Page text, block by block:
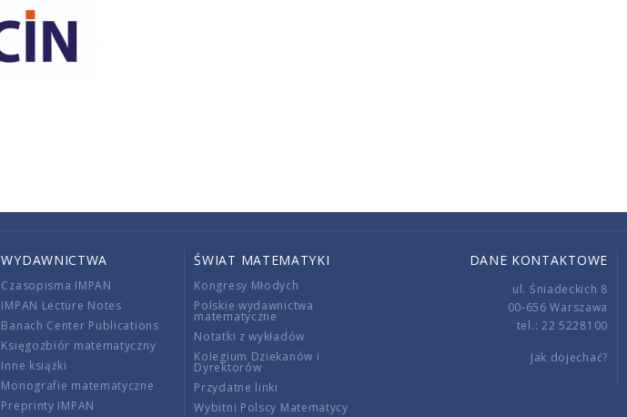
WYDAWNICTWA
Czasopisma IMPAN
IMPAN Lecture Notes
Banach Center Publications
Księgozbiór matematyczny
Inne książki
Monografie matematyczne
Preprinty IMPAN
ŚWIAT MATEMATYKI
Kongresy Młodych
Polskie wydawnictwa
matematyczne
Notatki z wykładów
Kolegium Dziekanów i
Dyrektorów
Przydatne linki
Wybitni Polscy Matematycy
DANE KONTAKTOWE
ul. Śniadeckich 8
00-656 Warszawa
tel.: 22 5228100
Jak dojechać?